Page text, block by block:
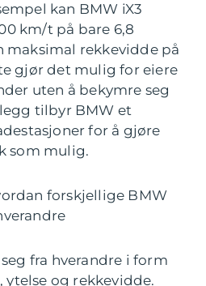
kan BMW iX3
km/t på bare 6,8
maksimal rekkevidde på
gjør det mulig for eiere
uten å bekymre seg
tilbyr BMW et
for å gjøre
som mulig.
forskjellige BMW
fra hverandre i form
ytelse og rekkevidde.